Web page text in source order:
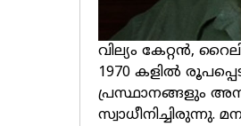
വില്യം കേറ്റൻ,
1970 കളിൽ
പ്രസ്ഥാനങ്ങളും
സ്വാധീനിച്ചിരുന്നു.